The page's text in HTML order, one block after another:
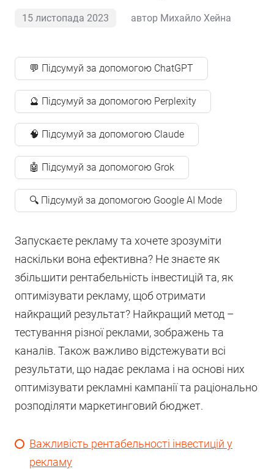
15 листопада 2023 автор Михайло Хейна
💬 Підсумуй за допомогою ChatGPT
🔮 Підсумуй за допомогою Perplexity
🧠 Підсумуй за допомогою Claude
🤖 Підсумуй за допомогою Grok
🔍 Підсумуй за допомогою Google AI Mode
Запускаєте рекламу та хочете зрозуміти
наскільки вона ефективна? Не знаєте як
збільшити рентабельність інвестицій та, як
оптимізувати рекламу, щоб отримати
найкращий результат? Найкращий метод –
тестування різної реклами, зображень та
каналів. Також важливо відстежувати всі
результати, що надає реклама і на основі них
оптимізувати рекламні кампанії та раціонально
розподіляти маркетинговий бюджет.
Важливість рентабельності інвестицій у
рекламу